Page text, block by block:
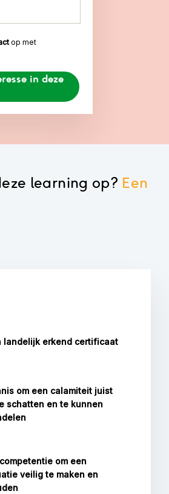
op met
in deze
learning op? Een
landelijk erkend certificaat
om een calamiteit juist
schatten en te kunnen
om een
veilig te maken en